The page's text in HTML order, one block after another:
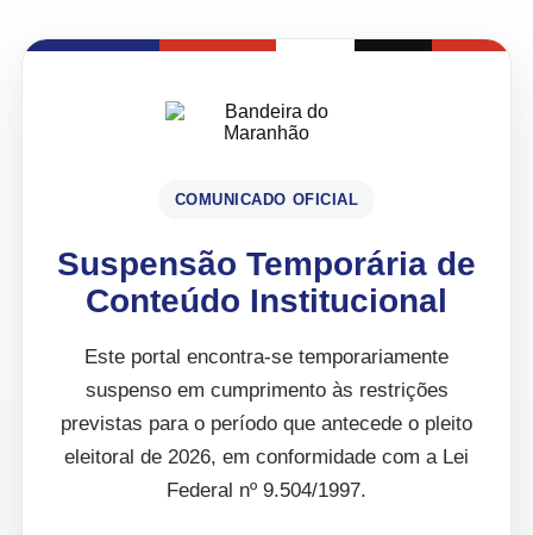
COMUNICADO OFICIAL
Suspensão Temporária de
Conteúdo Institucional
Este portal encontra-se temporariamente
suspenso em cumprimento às restrições
previstas para o período que antecede o pleito
eleitoral de 2026, em conformidade com a Lei
Federal nº 9.504/1997.